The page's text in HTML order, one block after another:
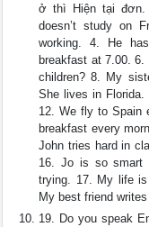
ở thì Hiện tại đơn.
doesn’t study on
working. 4. He
breakfast at 7.00.
children? 8. My
She lives in Florida.
12. We fly to Spain
breakfast every
John tries hard in
16. Jo is so smart
trying. 17. My life
My best friend
19. Do you speak